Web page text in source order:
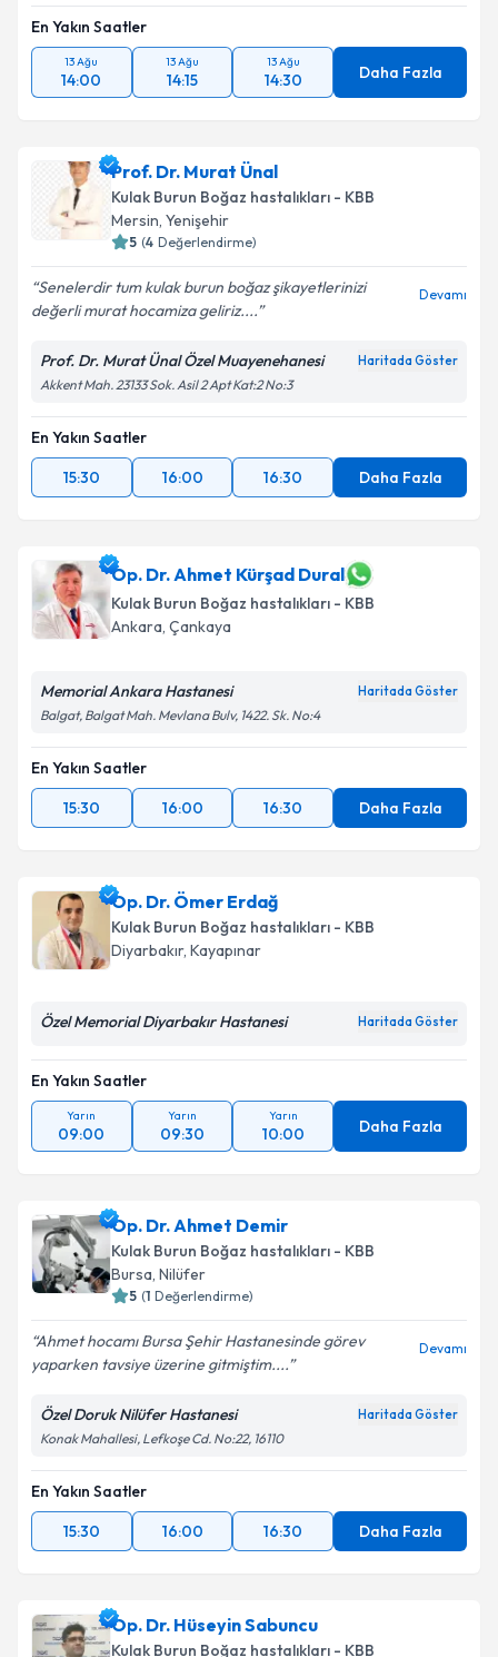
En Yakın Saatler
13 Ağu
14:00
13 Ağu
14:15
13 Ağu
14:30 Daha Fazla
Prof. Dr. Murat Ünal
Kulak Burun Boğaz hastalıkları - KBB
Mersin, Yenişehir
5 (4 Değerlendirme)
Senelerdir tum kulak burun boğaz şikayetlerinizi
değerli murat hocamiza geliriz....
Devamı
Prof. Dr. Murat Ünal Özel Muayenehanesi Haritada Göster
Akkent Mah. 23133 Sok. Asil 2 Apt Kat:2 No:3
En Yakın Saatler
15:30
16:00 16:30 Daha Fazla
Op. Dr. Ahmet Kürşad Dural
Kulak Burun Boğaz hastalıkları - KBB
Ankara, Çankaya
Memorial Ankara Hastanesi Haritada Göster
Balgat, Balgat Mah. Mevlana Bulv, 1422. Sk. No:4
En Yakın Saatler
15:30
16:00 16:30 Daha Fazla
Op. Dr. Ömer Erdağ
Kulak Burun Boğaz hastalıkları - KBB
Diyarbakır, Kayapınar
Özel Memorial Diyarbakır Hastanesi Haritada Göster
En Yakın Saatler
Yarın
09:00
Yarın
09:30
Yarın
10:00 Daha Fazla
Op. Dr. Ahmet Demir
Kulak Burun Boğaz hastalıkları - KBB
Bursa, Nilüfer
5 (1 Değerlendirme)
Ahmet hocamı Bursa Şehir Hastanesinde görev
yaparken tavsiye üzerine gitmiştim....
Devamı
Özel Doruk Nilüfer Hastanesi Haritada Göster
Konak Mahallesi, Lefkoşe Cd. No:22, 16110
En Yakın Saatler
15:30
16:00 16:30 Daha Fazla
Op. Dr. Hüseyin Sabuncu
Kulak Burun Boğaz hastalıkları - KBB